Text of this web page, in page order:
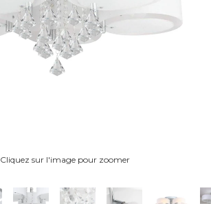
Cliquez sur l'image pour zoomer